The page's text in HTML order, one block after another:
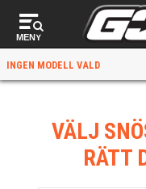
MENY
INGEN MODELL VALD
VÄLJ
RÄTT